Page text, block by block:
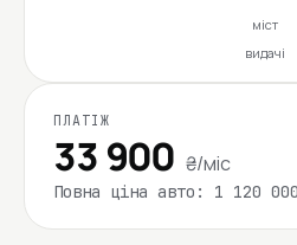
міст
видачі
ПЛАТІЖ
33 900 ₴/міс
Повна ціна авто: 1 120